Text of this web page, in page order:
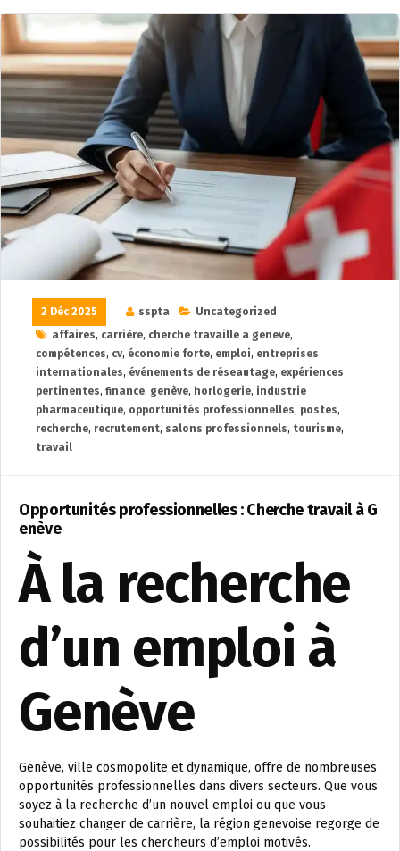
2 Déc 2025 sspta
Uncategorized
affaires, carrière, cherche travaille a geneve,
compétences, cv, économie forte, emploi, entreprises
internationales, événements de réseautage, expériences
pertinentes, finance, genève, horlogerie, industrie
pharmaceutique, opportunités professionnelles, postes,
recherche, recrutement, salons professionnels, tourisme,
travail
Opportunités professionnelles : Cherche travail à G
enève
À la recherche
d’un emploi à
Genève
Genève, ville cosmopolite et dynamique, offre de nombreuses
opportunités professionnelles dans divers secteurs. Que vous
soyez à la recherche d’un nouvel emploi ou que vous
souhaitiez changer de carrière, la région genevoise regorge de
possibilités pour les chercheurs d’emploi motivés.